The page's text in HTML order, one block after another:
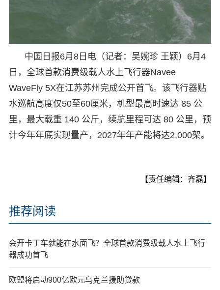
中国日报6月8日电（记者：吴婉珍 王颖）6月4
日，全球首款消费级载人水上飞行器Navee
WaveFly 5X在江苏苏州完成公开首飞。该飞行器贴
水巡航高度仅50至60厘米，机型最高时速达 85 公
里，最大载重 140 公斤，续航里程可达 80 公里，预
计今年年底实现量产，2027年年产能将达2,000架。
【责任编辑：齐磊】
推荐阅读
会开卡丁车就能在水面飞？全球首款消费级载人水上飞行
器成功首飞
欧盟将启动900亿欧元乌克兰援助贷款